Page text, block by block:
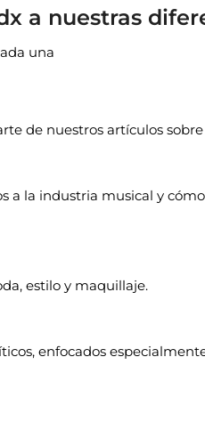
a nuestras
una
de nuestros artículos
a la industria musical y
estilo y maquillaje.
enfocados